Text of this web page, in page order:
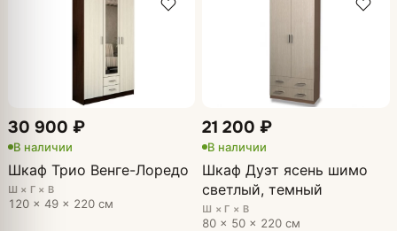
30 900 ₽
В наличии
Шкаф Трио Венге-Лоредо
Ш × Г × В
120 × 49 × 220 см
21 200 ₽
В наличии
Шкаф Дуэт ясень шимо
светлый, темный
Ш × Г × В
80 × 50 × 220 см